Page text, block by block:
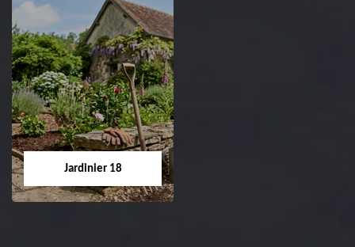
Dessouchage arbre
et haie 18
Entreprise dessouchage
arbre et haie 18 Cher
Jardinier 18